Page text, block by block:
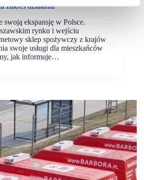
zakres działania
swoją ekspansję w Polsce.
rynku i wejściu
sklep spożywczy z krajów
swoje usługi dla mieszkańców
jak informuje…